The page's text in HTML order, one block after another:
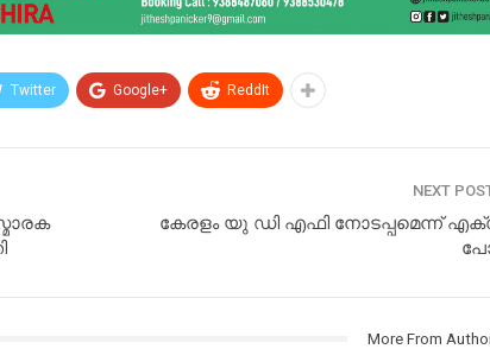
Twitter Google+ ReddIt
NEXT
കേരളം യു ഡി എഫി നോടപ്പമെന്ന്
More From